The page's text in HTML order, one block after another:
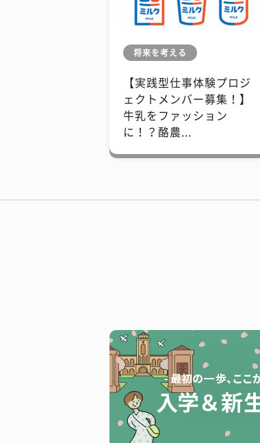
将来を考える
【実践型仕事体験プロジ
ェクトメンバー募集！】
牛乳をファッション
に！？酪農...